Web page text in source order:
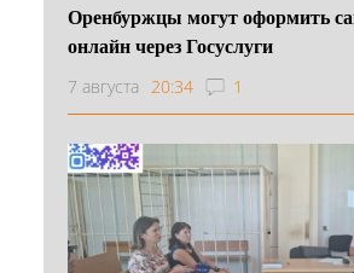
Оренбуржцы могут оформить
онлайн через Госуслуги
7 августа 20:34 1